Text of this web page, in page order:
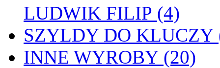
LUDWIK FILIP (4)
SZYLDY DO KLUCZY
INNE WYROBY (20)